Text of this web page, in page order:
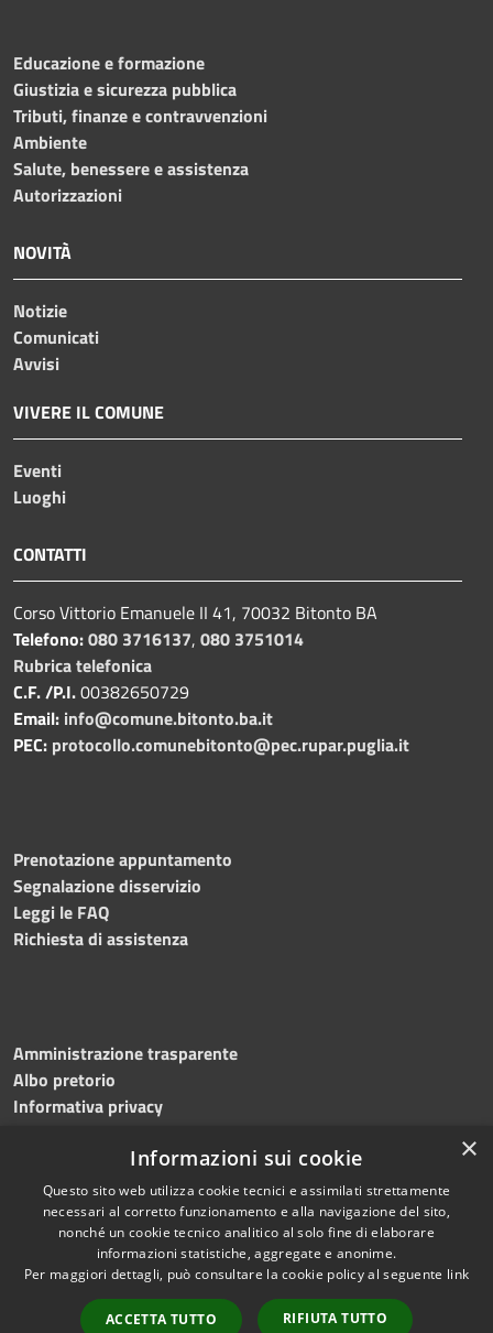
Educazione e formazione
Giustizia e sicurezza pubblica
Tributi, finanze e contravvenzioni
Ambiente
Salute, benessere e assistenza
Autorizzazioni
NOVITÀ
Notizie
Comunicati
Avvisi
VIVERE IL COMUNE
Eventi
Luoghi
CONTATTI
Corso Vittorio Emanuele II 41, 70032 Bitonto BA
Telefono:080 3716137, 080 3751014
Rubrica telefonica
C.F. /P.I.00382650729
Email: info@comune.bitonto.ba.it
PEC: protocollo.comunebitonto@pec.rupar.puglia.it
Prenotazione appuntamento
Segnalazione disservizio
Leggi le FAQ
Richiesta di assistenza
Amministrazione trasparente
Albo pretorio
Informativa privacy
Dichiarazione di accessibilità Meccanismo di feedback
RSS
Accessibilità
Copyright © 2026 • Comune di
Bitonto • Powered by
Municipium•
Accesso
×
Informazioni sui cookie
Questo sito web utilizza cookie tecnici e assimilati strettamente
necessari al corretto funzionamento e alla navigazione del sito,
nonché un cookie tecnico analitico al solo fine di elaborare
informazioni statistiche, aggregate e anonime.
Per maggiori dettagli, può consultare la cookie policy al seguente link
ACCETTA TUTTO RIFIUTA TUTTO